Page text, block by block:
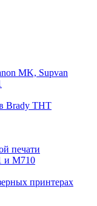
MK, Supvan
Brady THT
печати
и M710
принтерах